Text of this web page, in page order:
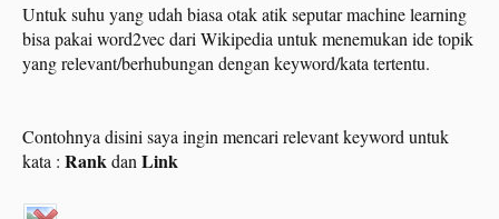
Untuk suhu yang udah biasa otak atik seputar machine learning
bisa pakai word2vec dari Wikipedia untuk menemukan ide topik
yang relevant/berhubungan dengan keyword/kata tertentu.
Contohnya disini saya ingin mencari relevant keyword untuk
kata : Rankdan Link